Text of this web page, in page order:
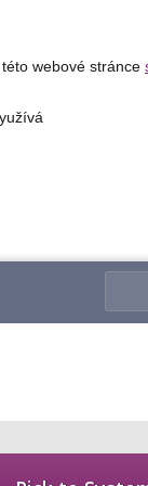
webové stránce